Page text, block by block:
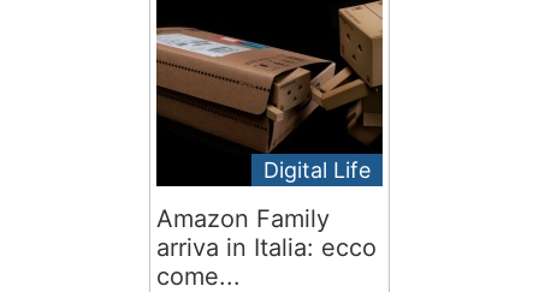
Digital Life
Amazon Family
arriva in Italia: ecco
come...